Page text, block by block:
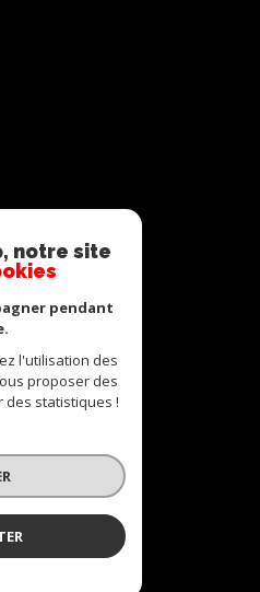
notre site
pendant
l'utilisation des
proposer des
statistiques !